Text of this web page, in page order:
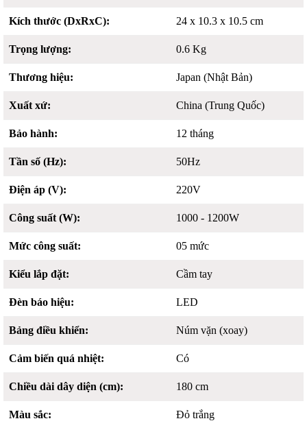
Kích thước (DxRxC): 24 x 10.3 x 10.5 cm
Trọng lượng: 0.6 Kg
Thương hiệu: Japan (Nhật Bản)
Xuất xứ: China (Trung Quốc)
Bảo hành: 12 tháng
Tần số (Hz): 50Hz
Điện áp (V): 220V
Công suất (W): 1000 - 1200W
Mức công suất: 05 mức
Kiểu lắp đặt: Cầm tay
Đèn báo hiệu: LED
Bảng điều khiển: Núm vặn (xoay)
Cảm biến quá nhiệt: Có
Chiều dài dây diện (cm): 180 cm
Màu sắc: Đỏ trắng